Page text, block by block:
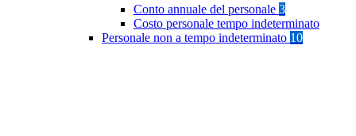
Conto annuale del personale 3
Costo personale tempo indeterminato
Personale non a tempo indeterminato 10